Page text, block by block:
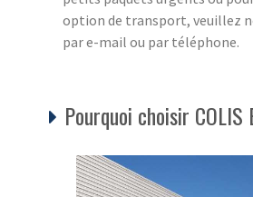
option de transport, veuillez
par e-mail ou par téléphone.
Pourquoi choisir COLIS